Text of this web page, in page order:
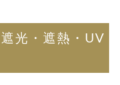
光・遮熱・UV